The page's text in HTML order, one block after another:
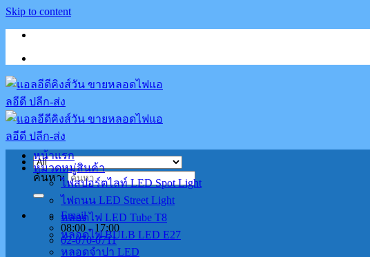
Skip to content
ค้นหา:
Email
08:00 - 17:00
02-070-0711
หน้าแรก
หมวดหมู่สินค้า
ไฟสปอร์ตไลท์ LED Spot Light
ไฟถนน LED Street Light
หลอดไฟ LED Tube T8
หลอดไฟ BULB LED E27
หลอดจำปา LED